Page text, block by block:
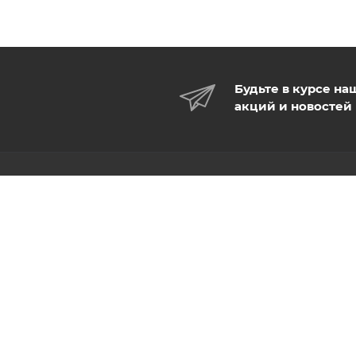
Будьте в курсе
акций и новостей